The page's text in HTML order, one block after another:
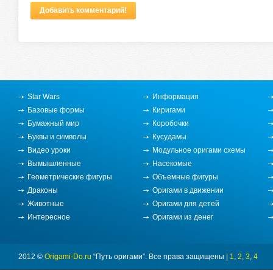
Оригами для
необычный цветок
Добавить комментарий!
Star Wars
Базовые формы
Бумажный мир
Буквы и символы
Видео уроки
Вымышленные
Геометрические фигуры
Драконы
Животные
Интересное
Информация
Киригами
Коробочки
Кусудамы
Модульное оригами схемы
Насекомые
Объемные фигуры
Оригами в движении
Оригами для детей
Оригами из денег
2012 © Origami-Do.ru “Путь оригами”. Все права защищены | 1, 2, 3, 4